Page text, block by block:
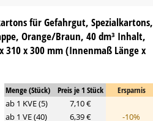
für Gefahrgut, Spezialkartons,
Orange/Braun, 40 dm³ Inhalt,
310 x 300 mm (Innenmaß Länge x
Menge (Stück) Preis je 1 Stück
Ersparnis
ab 1 KVE (5)
7,10 €
ab 1 VE (40)
6,39 € -10%